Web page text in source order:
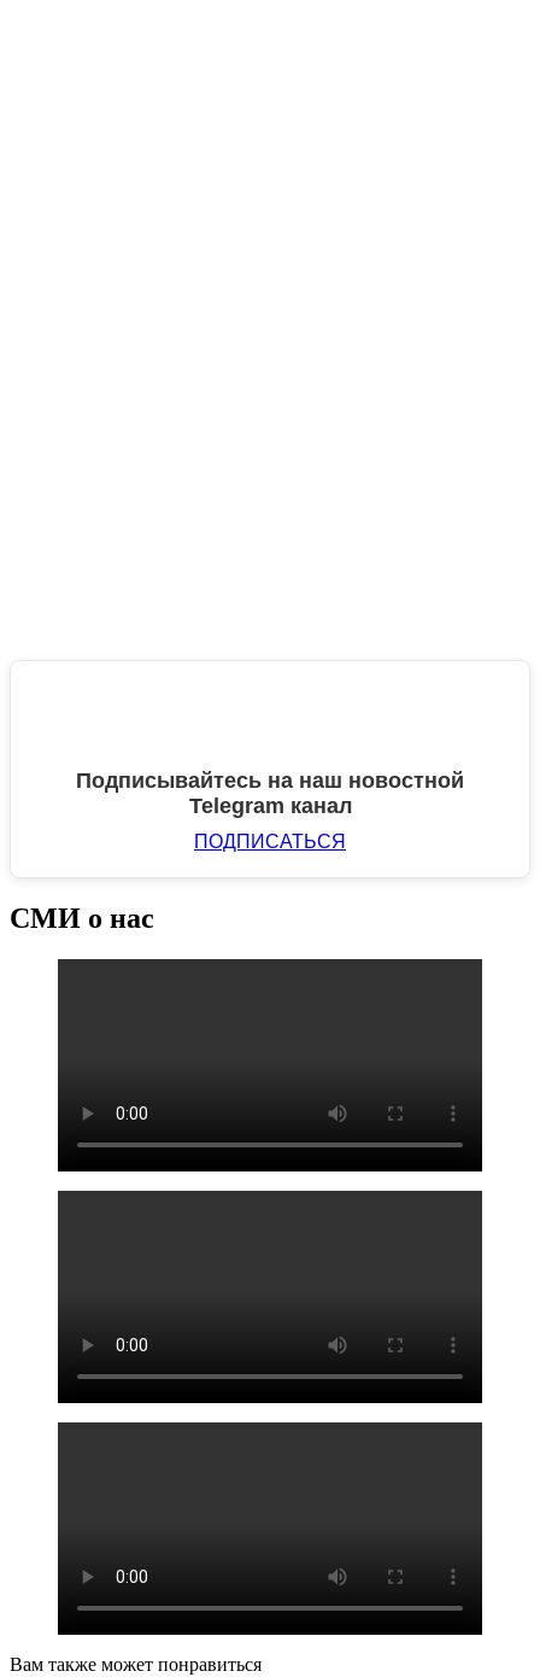
Подписывайтесь на наш новостной
Telegram канал
ПОДПИСАТЬСЯ
СМИ о нас
Вам также может понравиться